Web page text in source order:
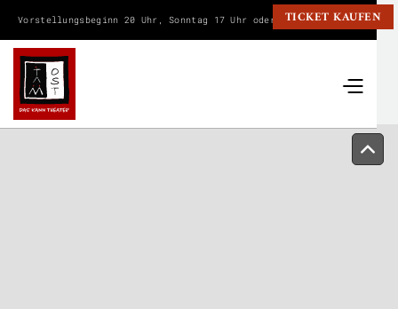
Vorstellungsbeginn 20 Uhr, Sonntag 17 Uhr oder wie angegeben.
TICKET KAUFEN